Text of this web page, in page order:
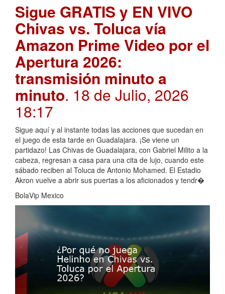
Sigue GRATIS y EN VIVO
Chivas vs. Toluca vía
Amazon Prime Video por el
Apertura 2026:
transmisión minuto a
minuto. 18 de Julio, 2026
18:17
Sigue aquí y al instante todas las acciones que sucedan en
el juego de esta tarde en Guadalajara. ¡Se viene un
partidazo! Las Chivas de Guadalajara, con Gabriel Milito a la
cabeza, regresan a casa para una cita de lujo, cuando este
sábado reciben al Toluca de Antonio Mohamed. El Estadio
Akron vuelve a abrir sus puertas a los aficionados y tendr�
BolaVip Mexico